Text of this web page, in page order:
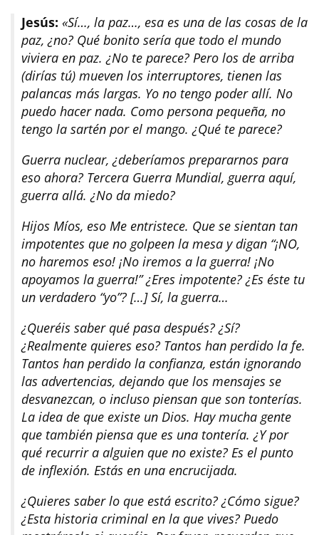
Jesús: «Sí…, la paz…, esa es una de las cosas de la
paz, ¿no? Qué bonito sería que todo el mundo
viviera en paz. ¿No te parece? Pero los de arriba
(dirías tú) mueven los interruptores, tienen las
palancas más largas. Yo no tengo poder allí. No
puedo hacer nada. Como persona pequeña, no
tengo la sartén por el mango. ¿Qué te parece?
Guerra nuclear, ¿deberíamos prepararnos para
eso ahora? Tercera Guerra Mundial, guerra aquí,
guerra allá. ¿No da miedo?
Hijos Míos, eso Me entristece. Que se sientan tan
impotentes que no golpeen la mesa y digan “¡NO,
no haremos eso! ¡No iremos a la guerra! ¡No
apoyamos la guerra!” ¿Eres impotente? ¿Es éste tu
un verdadero “yo”? […] Sí, la guerra…
¿Queréis saber qué pasa después? ¿Sí?
¿Realmente quieres eso? Tantos han perdido la fe.
Tantos han perdido la confianza, están ignorando
las advertencias, dejando que los mensajes se
desvanezcan, o incluso piensan que son tonterías.
La idea de que existe un Dios. Hay mucha gente
que también piensa que es una tontería. ¿Y por
qué recurrir a alguien que no existe? Es el punto
de inflexión. Estás en una encrucijada.
¿Quieres saber lo que está escrito? ¿Cómo sigue?
¿Esta historia criminal en la que vives? Puedo